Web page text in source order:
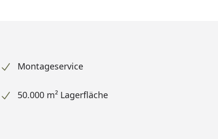
Montageservice
50.000 m² Lagerfläche